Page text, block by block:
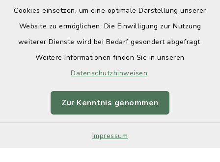
Cookies einsetzen, um eine optimale Darstellung unserer
Website zu ermöglichen. Die Einwilligung zur Nutzung
weiterer Dienste wird bei Bedarf gesondert abgefragt.
Weitere Informationen finden Sie in unseren
Datenschutzhinweisen.
Zur Kenntnis genommen
Impressum
Barrierefreiheit
Impressum
Sitemap